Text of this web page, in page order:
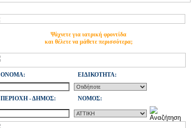
Ψάχνετε για ιατρική φροντίδα
και θέλετε να μάθετε περισσότερα;
ONOMA: ΕΙΔΙΚΟΤΗΤΑ:
ΠΕΡΙΟΧΗ - ΔΗΜΟΣ: NOMOΣ: